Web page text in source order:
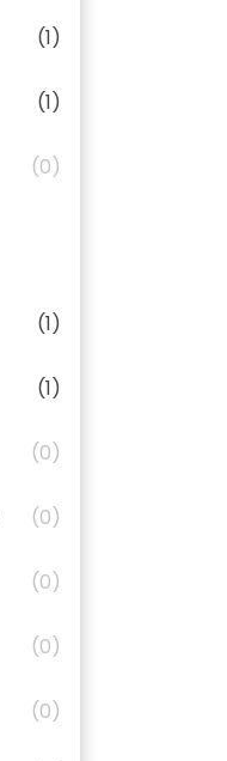
(1)
(1)
(0)
(1)
(1)
(0)
(0)
(0)
(0)
(0)